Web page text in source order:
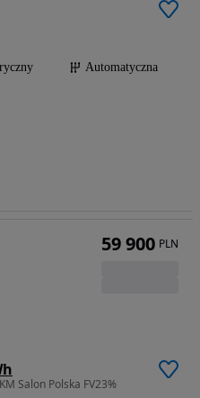
Automatyczna
Salon Polska FV23%
59 900 PLN